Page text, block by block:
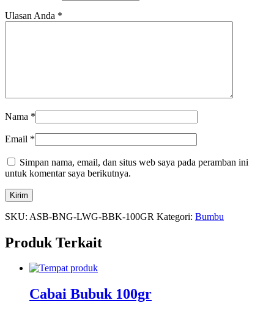
Ulasan Anda *
Nama *
Email *
Simpan nama, email, dan situs web saya pada peramban ini
untuk komentar saya berikutnya.
SKU: ASB-BNG-LWG-BBK-100GR Kategori: Bumbu
Produk Terkait
Cabai Bubuk 100gr